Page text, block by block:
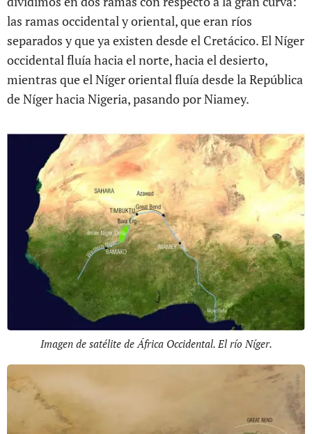
las ramas occidental y oriental, que eran ríos
separados y que ya existen desde el Cretácico. El Níger
occidental fluía hacia el norte, hacia el desierto,
mientras que el Níger oriental fluía desde la República
de Níger hacia Nigeria, pasando por Niamey.
Imagen de satélite de África Occidental. El río Níger.